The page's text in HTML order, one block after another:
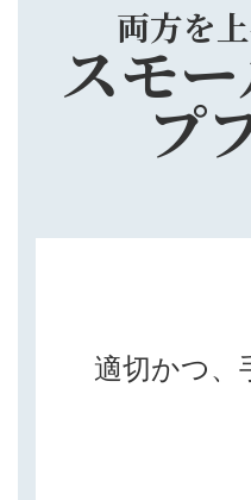
両方を
スモ
プ
適切かつ、